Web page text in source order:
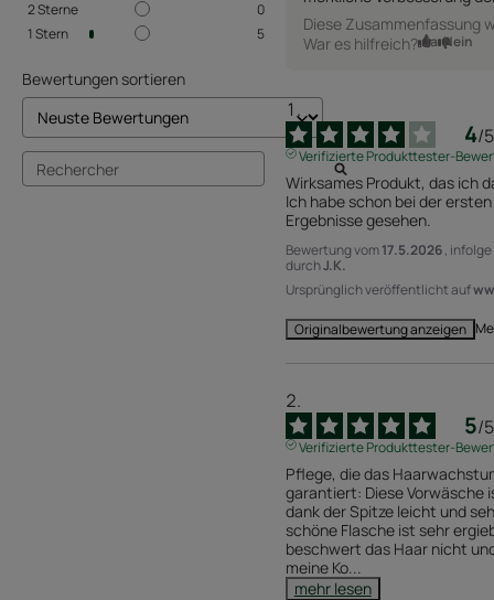
2Sterne
0
1Stern 5
Bewertungen sortieren
Diese Zusammenfassung
War es hilfreich? Ja Nein
4/5
Verifizierte Produkttester-
Wirksames Produkt, das ich
Ich habe schon bei der
Ergebnisse gesehen.
Bewertung vom17.5.2026,
durchJ.K.
Ursprünglich veröffentlicht auf
Originalbewertung anzeigen
5/5
Verifizierte Produkttester-
Pflege, die das
garantiert: Diese Vorwäsche
dank der Spitze leicht und
schöne Flasche ist sehr
beschwert das Haar nicht
meine Ko...
mehr lesen